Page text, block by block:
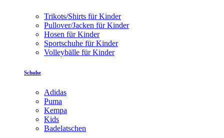
Trikots/Shirts für Kinder
Pullover/Jacken für Kinder
Hosen für Kinder
Sportschuhe für Kinder
Volleybälle für Kinder
Schuhe
Adidas
Puma
Kempa
Kids
Badelatschen